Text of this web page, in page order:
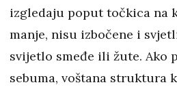
izgledaju poput točkica na
manje, nisu izbočene i
svijetlo smeđe ili žute. Ako
sebuma, voštana struktura